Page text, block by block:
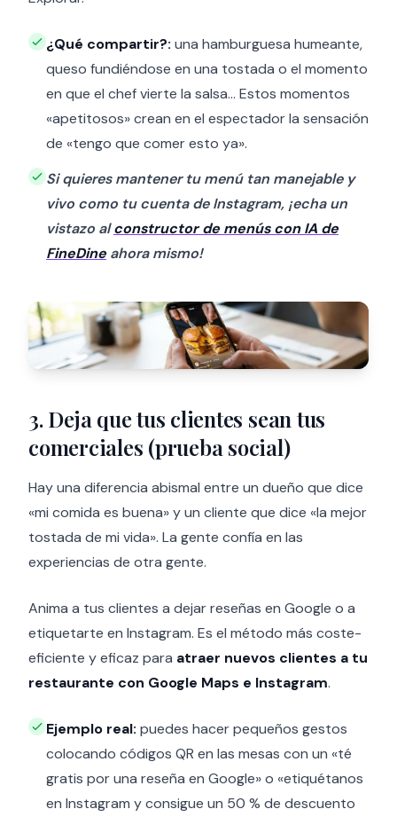
¿Qué compartir?: una hamburguesa humeante,
queso fundiéndose en una tostada o el momento
en que el chef vierte la salsa… Estos momentos
«apetitosos» crean en el espectador la sensación
de «tengo que comer esto ya».
Si quieres mantener tu menú tan manejable y
vivo como tu cuenta de Instagram, ¡echa un
vistazo alconstructor de menús con IA de
FineDine ahora mismo!
3. Deja que tus clientes sean tus
comerciales (prueba social)
Hay una diferencia abismal entre un dueño que dice
«mi comida es buena» y un cliente que dice «la mejor
tostada de mi vida». La gente confía en las
experiencias de otra gente.
Anima a tus clientes a dejar reseñas en Google o a
etiquetarte en Instagram. Es el método más coste-
eficiente y eficaz para atraer nuevos clientes a tu
restaurante con Google Maps e Instagram.
Ejemplo real: puedes hacer pequeños gestos
colocando códigos QR en las mesas con un «té
gratis por una reseña en Google» o «etiquétanos
en Instagram y consigue un 50 % de descuento